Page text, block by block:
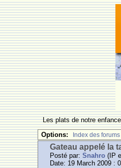
Les plats de notre
Options: Index des forums
Gateau appelé la
Posté par:Snahro (IP
Date: 19 March 2009 :